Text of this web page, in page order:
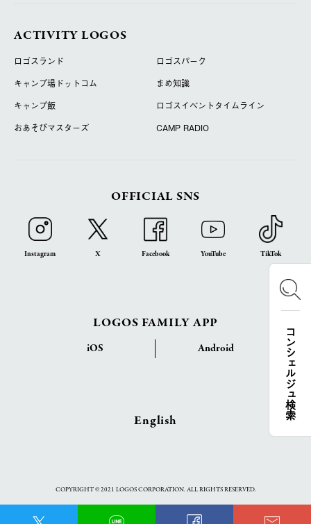
コンシェルジュ検索
ACTIVITY LOGOS
ロゴスランド
ロゴスパーク
キャンプ場ドットコム
まめ知識
キャンプ飯
ロゴスイベントタイムライン
おあそびマスターズ
CAMP RADIO
OFFICIAL SNS
Instagram X Facebook YouTube TikTok
LOGOS FAMILY APP
iOS Android
English
COPYRIGHT © 2021 LOGOS CORPORATION. ALL RIGHTS RESERVED.